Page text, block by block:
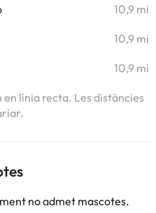
10,9 mi
10,9 mi
10,9 mi
en línia recta. Les distàncies
no admet mascotes.